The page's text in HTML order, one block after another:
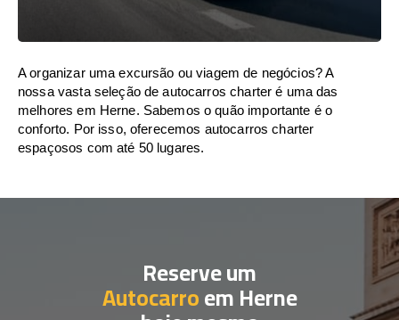
A organizar uma excursão ou viagem de negócios? A
nossa vasta seleção de autocarros charter é uma das
melhores em Herne. Sabemos o quão importante é o
conforto. Por isso, oferecemos autocarros charter
espaçosos com até 50 lugares.
Reserve um
Autocarroem Herne